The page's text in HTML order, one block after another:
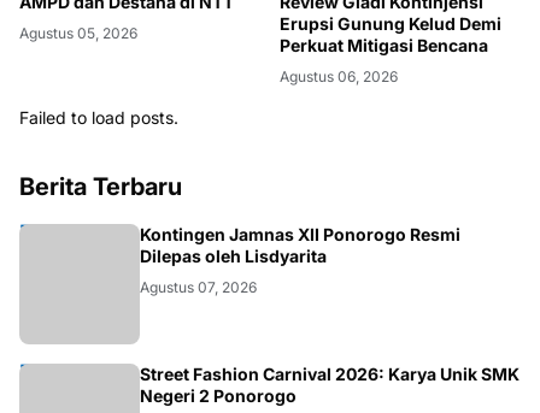
Agustus 05, 2026
Erupsi Gunung Kelud Demi
Perkuat Mitigasi Bencana
Agustus 06, 2026
Failed to load posts.
Berita Terbaru
Kontingen Jamnas XII Ponorogo Resmi
Dilepas oleh Lisdyarita
Agustus 07, 2026
Street Fashion Carnival 2026: Karya Unik SMK
Negeri 2 Ponorogo